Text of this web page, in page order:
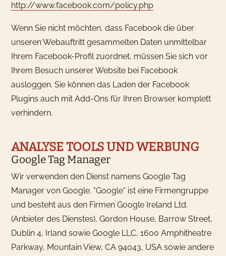
http://www.facebook.com/policy.php
Wenn Sie nicht möchten, dass Facebook die über
unseren Webauftritt gesammelten Daten unmittelbar
Ihrem Facebook-Profil zuordnet, müssen Sie sich vor
Ihrem Besuch unserer Website bei Facebook
ausloggen. Sie können das Laden der Facebook
Plugins auch mit Add-Ons für Ihren Browser komplett
verhindern.
ANALYSE TOOLS UND WERBUNG
Google Tag Manager
Wir verwenden den Dienst namens Google Tag
Manager von Google. "Google" ist eine Firmengruppe
und besteht aus den Firmen Google Ireland Ltd.
(Anbieter des Dienstes), Gordon House, Barrow Street,
Dublin 4, Irland sowie Google LLC, 1600 Amphitheatre
Parkway, Mountain View, CA 94043, USA sowie andere